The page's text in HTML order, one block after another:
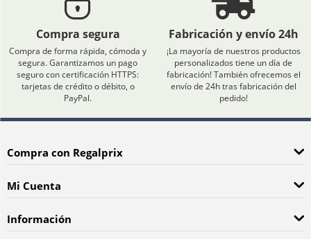
Compra segura
Compra de forma rápida, cómoda y
segura. Garantizamos un pago
seguro con certificación HTTPS:
tarjetas de crédito o débito, o
PayPal.
Fabricación y envío 24h
¡La mayoría de nuestros productos
personalizados tiene un día de
fabricación! También ofrecemos el
envío de 24h tras fabricación del
pedido!
Compra con Regalprix
Mi Cuenta
Información